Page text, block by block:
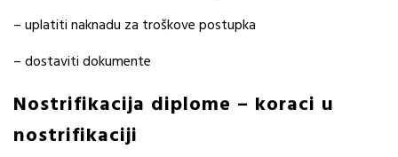
– uplatiti naknadu za troškove postupka
– dostaviti dokumente
Nostrifikacija diplome – koraci u
nostrifikaciji